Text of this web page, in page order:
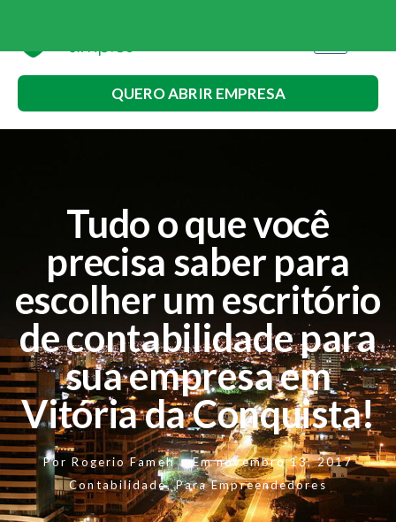
QUERO ABRIR EMPRESA
Tudo o que você
precisa saber para
escolher um escritório
de contabilidade para
sua empresa em
Vitória da Conquista!
Por Rogerio Fameli Em novembro 13, 2017
Contabilidade,Para Empreendedores